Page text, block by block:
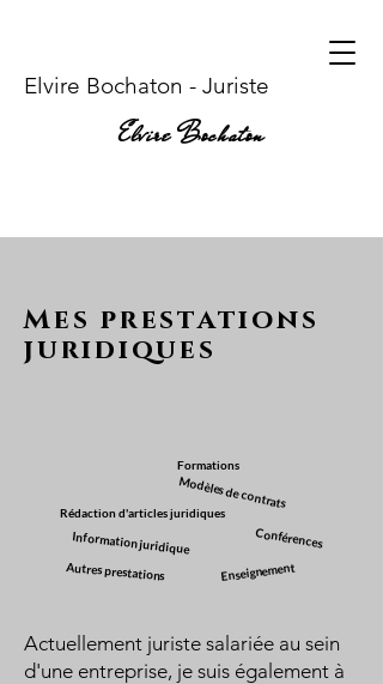
Elvire Bochaton - Juriste
Elvire Bochaton
Mes prestations
juridiques
Rédaction d'articles juridiques
Formations
Modèles de contrats
Conférences
Autres prestations
Information juridique
Enseignement
Actuellement juriste salariée au sein
d'une entreprise, je suis également à